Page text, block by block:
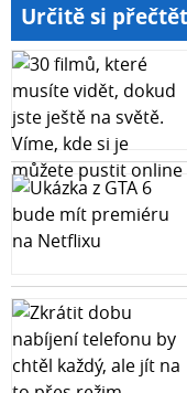
Šířka hřbetu (mm)
60 mm
Kapacita
400 listů (80 g/m2)
Mechanika
4 D-Kroužky
Váha (kg)
Určitě si